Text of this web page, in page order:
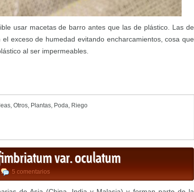
usar macetas de barro antes que las de plástico. Las de
exceso de humedad evitando encharcamientos, cosa que
al ser impermeables.
, Otros, Plantas, Poda, Riego
var. oculatum
5 comentarios